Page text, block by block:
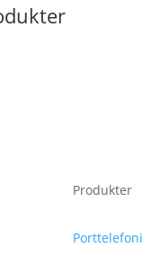
Produkter
Porttelefoni